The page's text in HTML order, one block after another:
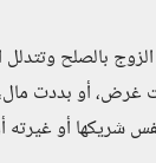
بالصلح وتتدلل
غرض، أو بددت
شريكها أو غيرته